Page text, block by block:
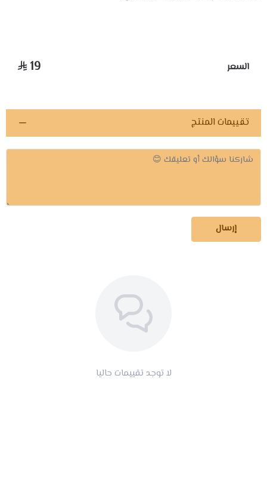
السعر 19
تقييمات المنتج
إرسال
لا توجد تقييمات حاليا